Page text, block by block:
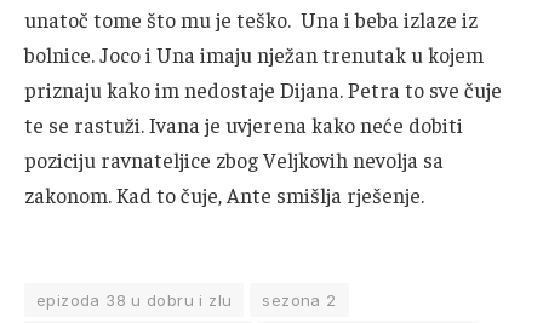
unatoč tome što mu je teško. Una i beba izlaze iz
bolnice. Joco i Una imaju nježan trenutak u kojem
priznaju kako im nedostaje Dijana. Petra to sve čuje
te se rastuži. Ivana je uvjerena kako neće dobiti
poziciju ravnateljice zbog Veljkovih nevolja sa
zakonom. Kad to čuje, Ante smišlja rješenje.
epizoda 38 u dobru i zlu
sezona 2